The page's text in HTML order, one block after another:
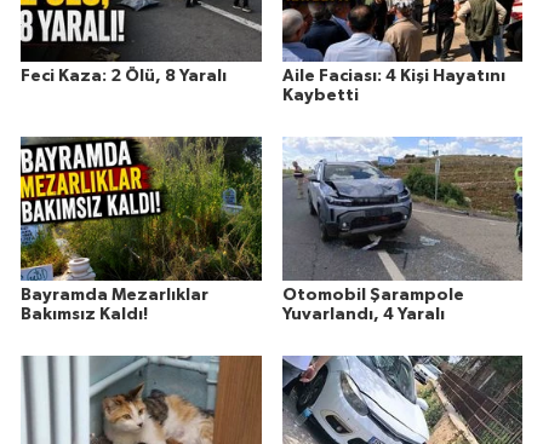
Feci Kaza: 2 Ölü, 8 Yaralı
Aile Faciası: 4 Kişi Hayatını
Kaybetti
Bayramda Mezarlıklar
Bakımsız Kaldı!
Otomobil Şarampole
Yuvarlandı, 4 Yaralı